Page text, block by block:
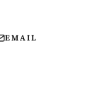
EMAIL